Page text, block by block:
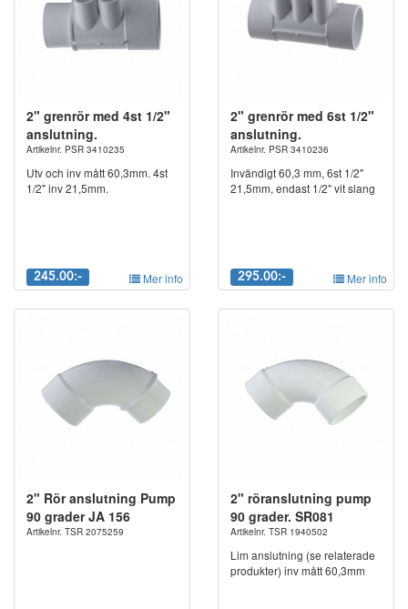
2" grenrör med 4st 1/2"
anslutning.
Artikelnr. PSR 3410235
Utv och inv mått 60,3mm. 4st
1/2" inv 21,5mm.
245.00:- Mer info
2" grenrör med 6st 1/2"
anslutning.
Artikelnr. PSR 3410236
Invändigt 60,3 mm, 6st 1/2"
21,5mm, endast 1/2" vit slang
295.00:- Mer info
2" Rör anslutning Pump
90 grader JA 156
Artikelnr. TSR 2075259
2" röranslutning pump
90 grader. SR081
Artikelnr. TSR 1940502
Lim anslutning (se relaterade
produkter) inv mått 60,3mm